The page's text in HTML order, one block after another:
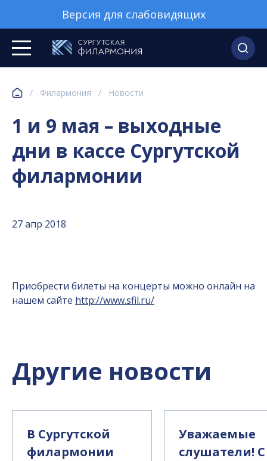
Версия для слабовидящих
/ Филармония / Новости
1 и 9 мая – выходные
дни в кассе Сургутской
филармонии
27 апр 2018
Приобрести билеты на концерты можно онлайн на
нашем сайте http://www.sfil.ru/
Другие новости
В Сургутской
филармонии
Уважаемые
слушатели! С